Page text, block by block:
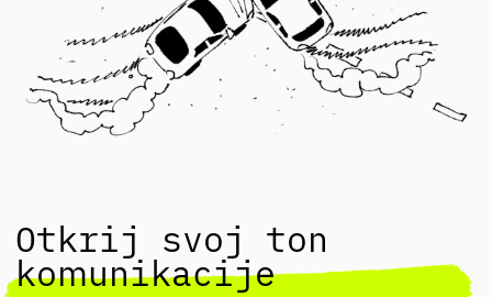
Otkrij svoj ton
komunikacije